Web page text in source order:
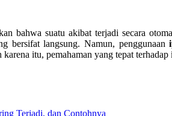
bahwa suatu akibat terjadi secara
bersifat langsung. Namun, penggunaan
itu, pemahaman yang tepat
Terjadi, dan Contohnya